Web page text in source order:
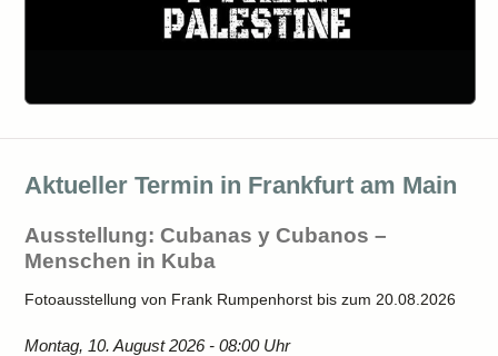
Aktueller Termin in Frankfurt am Main
Ausstellung: Cubanas y Cubanos –
Menschen in Kuba
Fotoausstellung von Frank Rumpenhorst bis zum 20.08.2026
Montag, 10. August 2026 - 08:00 Uhr